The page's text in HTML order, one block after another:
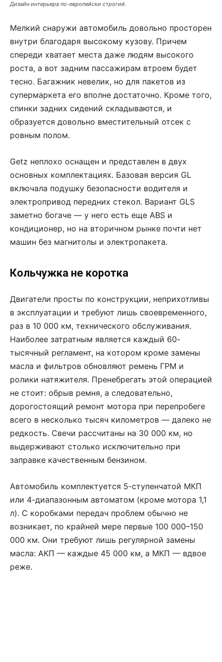
Дизайн интерьера по-европейски строгий.
Мелкий снаружи автомобиль довольно просторен
внутри благодаря высокому кузову. Причем
спереди хватает места даже людям высокого
роста, а вот задним пассажирам втроем будет
тесно. Багажник невелик, но для пакетов из
супермаркета его вполне достаточно. Кроме того,
спинки задних сидений складываются, и
образуется довольно вместительный отсек с
ровным полом.
Getz неплохо оснащен и представлен в двух
основных комплектациях. Базовая версия GL
включала подушку безопасности водителя и
электропривод передних стекол. Вариант GLS
заметно богаче — у него есть еще ABS и
кондиционер, но на вторичном рынке почти нет
машин без магнитолы и электропакета.
Кольчужка не коротка
Двигатели просты по конструкции, неприхотливы
в эксплуатации и требуют лишь своевременного,
раз в 10 000 км, технического обслуживания.
Наиболее затратным является каждый 60-
тысячный регламент, на котором кроме замены
масла и фильтров обновляют ремень ГРМ и
ролики натяжителя. Пренебрегать этой операцией
не стоит: обрыв ремня, а следовательно,
дорогостоящий ремонт мотора при перепробеге
всего в несколько тысяч километров — далеко не
редкость. Свечи рассчитаны на 30 000 км, но
выдерживают столько исключительно при
заправке качественным бензином.
Автомобиль комплектуется 5-ступенчатой МКП
или 4-диапазонным автоматом (кроме мотора 1,1
л). С коробками передач проблем обычно не
возникает, по крайней мере первые 100 000–150
000 км. Они требуют лишь регулярной замены
масла: АКП — каждые 45 000 км, а МКП — вдвое
реже.